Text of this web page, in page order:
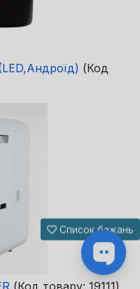
(Код
(Код товару: 19111)
Список бажань